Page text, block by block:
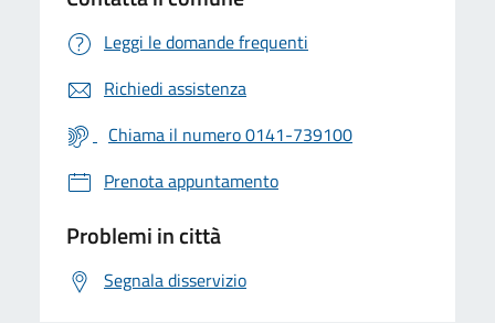
Leggi le domande frequenti
Richiedi assistenza
Chiama il numero 0141-739100
Prenota appuntamento
Problemi in città
Segnala disservizio